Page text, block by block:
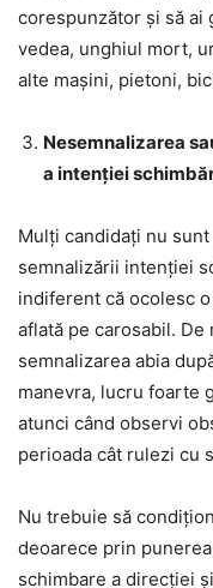
corespunzător și să ai
vedea, unghiul mort,
alte mașini, pietoni,
Nesemnalizarea
a intenției
Mulți candidați nu
semnalizării intenției
indiferent că ocolesc
aflată pe carosabil.
semnalizarea abia
manevra, lucru foarte
atunci când observi
perioada cât rulezi cu
Nu trebuie să
deoarece prin
schimbare a direcției